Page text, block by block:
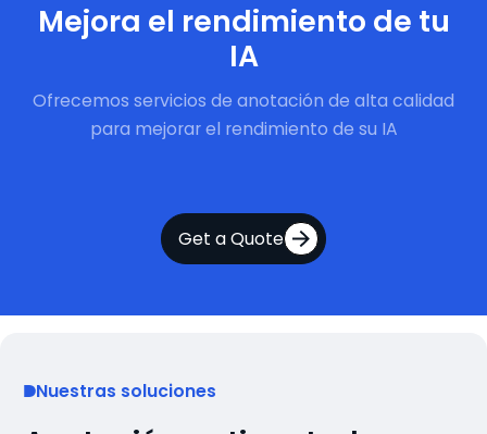
Mejora el rendimiento de tu
IA
Ofrecemos servicios de anotación de alta calidad
para mejorar el rendimiento de su IA
Get a Quote
Nuestras soluciones